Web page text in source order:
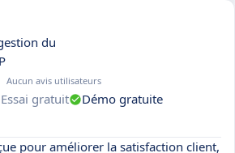
du
Aucun avis utilisateurs
Essai gratuit
Démo gratuite
pour améliorer la satisfaction client,